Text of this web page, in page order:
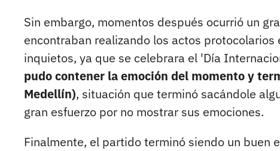
Sin embargo, momentos después ocurrió un
encontraban realizando los actos
inquietos, ya que se celebrara el 'Día
pudo contener la emoción del momento y
Medellín), situación que terminó sacándole
gran esfuerzo por no mostrar sus emociones.
Finalmente, el partido terminó siendo un buen